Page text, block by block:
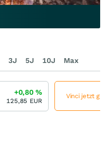
3J 5J 10J Max
+0,80%
125,85 EUR
Vinci jetzt